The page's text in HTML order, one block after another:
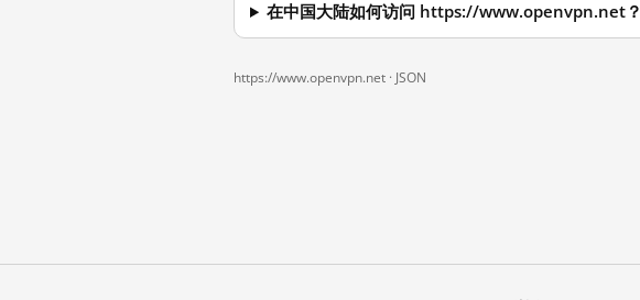
在中国大陆如何访问 https://www.openvpn.net？
https://www.openvpn.net · JSON